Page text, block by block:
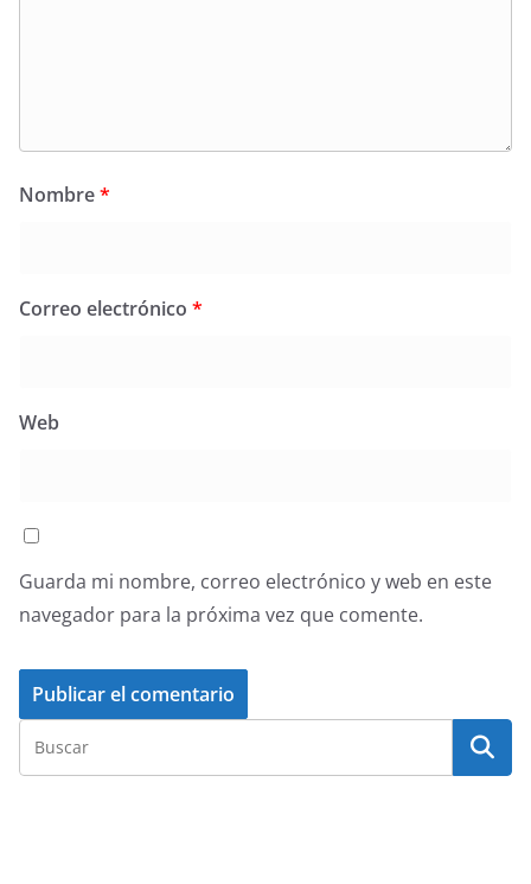
Nombre*
Correo electrónico *
Web
Guarda mi nombre, correo electrónico y web en este
navegador para la próxima vez que comente.